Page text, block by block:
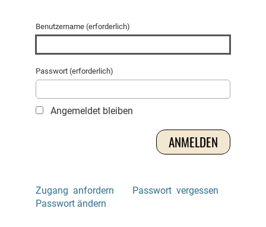
Benutzername (erforderlich)
Passwort (erforderlich)
Angemeldet bleiben
Zugang anfordern
Passwort vergessen
Passwort ändern